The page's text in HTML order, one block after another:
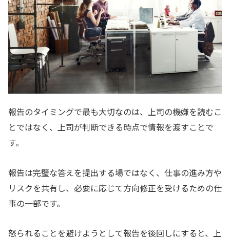
報告のタイミングで最も大切なのは、上司の機嫌を読むこ
とではなく、上司が判断できる時点で情報を渡すことで
す。
報告は完璧な答えを提出する場ではなく、仕事の進み方や
リスクを共有し、必要に応じて方向修正を受けるための仕
事の一部です。
怒られることを避けようとして報告を後回しにすると、上